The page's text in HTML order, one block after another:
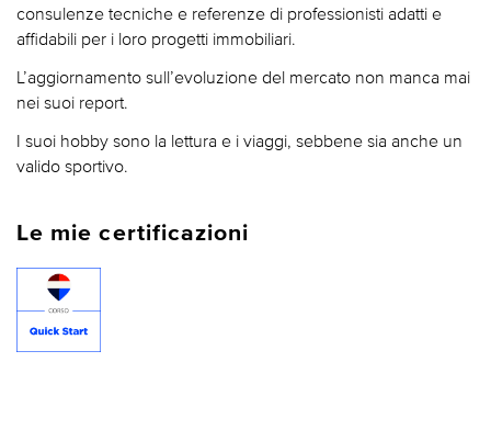
consulenze tecniche e referenze di professionisti adatti e
affidabili per i loro progetti immobiliari.
L’aggiornamento sull’evoluzione del mercato non manca mai
nei suoi report.
I suoi hobby sono la lettura e i viaggi, sebbene sia anche un
valido sportivo.
Le mie certificazioni